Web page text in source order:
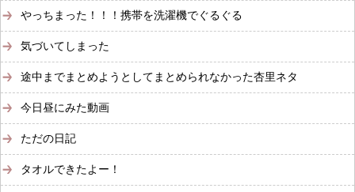
やっちまった！！！携帯を洗濯機でぐるぐる
気づいてしまった
途中までまとめようとしてまとめられなかった杏里ネタ
今日昼にみた動画
ただの日記
タオルできたよー！